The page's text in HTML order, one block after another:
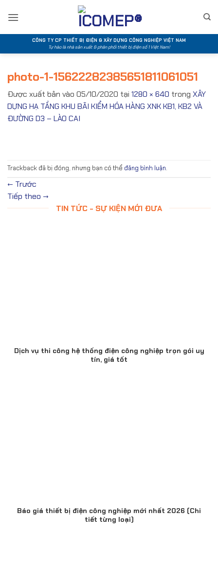
qua
CÔNG TY CP THIẾT BỊ ĐIỆN & XÂY DỰNG CÔNG NGHIỆP VIỆT NAM
Tự hào là nhà sản xuất & phân phối thiết bị điện số 1 Việt Nam!
photo-1-15622282385651811061051
Được xuất bản vào 05/10/2020 tại 1280 × 640 trong XÂY
DỰNG HẠ TẦNG KHU BÃI KIỂM HÓA HÀNG XNK KB1, KB2 VÀ
ĐƯỜNG D3 – LÀO CAI
Trackback đã bị đóng, nhưng bạn có thể đăng bình luận.
← Trước
Tiếp theo →
TIN TỨC - SỰ KIỆN MỚI ĐƯA
Dịch vụ thi công hệ thống điện công nghiệp trọn gói uy
tín, giá tốt
Báo giá thiết bị điện công nghiệp mới nhất 2026 (Chi
tiết từng loại)